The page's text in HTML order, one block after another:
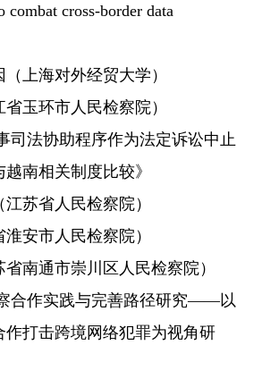
cross-border data
海对外经贸大学）
环市人民检察院）
法协助程序作为法定诉讼中止
南相关制度比较》
苏省人民检察院）
安市人民检察院）
通市崇川区人民检察院）
作实践与完善路径研究——以
作打击跨境网络犯罪为视角研